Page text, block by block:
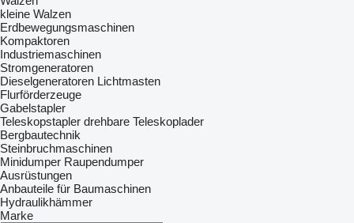
kleine Walzen
Erdbewegungsmaschinen
Kompaktoren
Industriemaschinen
Stromgeneratoren
Dieselgeneratoren Lichtmasten
Flurförderzeuge
Gabelstapler
Teleskopstapler drehbare Teleskoplader
Bergbautechnik
Steinbruchmaschinen
Minidumper Raupendumper
Ausrüstungen
Anbauteile für Baumaschinen
Hydraulikhämmer
Marke